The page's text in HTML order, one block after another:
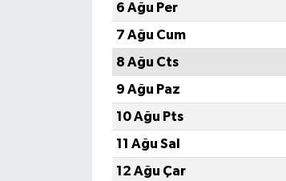
6 Ağu Per
7 Ağu Cum
8 Ağu Cts
9 Ağu Paz
10 Ağu Pts
11 Ağu Sal
12 Ağu Çar